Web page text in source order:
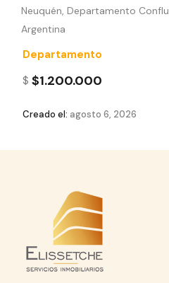
Neuquén, Departamento
Argentina
Departamento
$ $1.200.000
Creado el: agosto 6, 2026